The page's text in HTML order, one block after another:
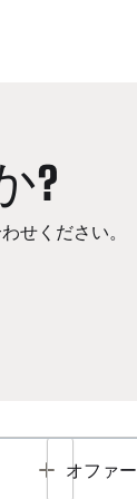
?
せください。
Toggle
オファー